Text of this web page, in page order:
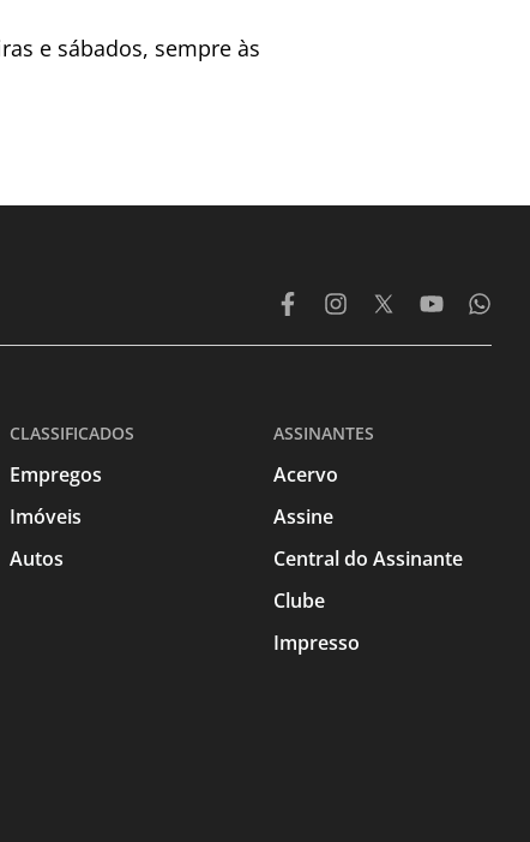
e sábados, sempre às
CLASSIFICADOS
Empregos
Imóveis
Autos
ASSINANTES
Acervo
Assine
Central do Assinante
Clube
Impresso